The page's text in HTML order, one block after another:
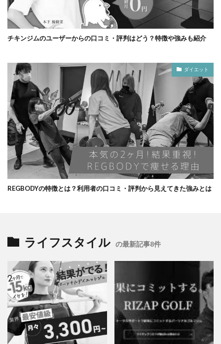
チキンジムのユーザーからの口コミ・評判はどう？特徴や強みも紹介
ダイエット
REGBODYの特徴とは？利用者の口コミ・評判から見えてきた強みとは
ライフスタイル の最新記事8件